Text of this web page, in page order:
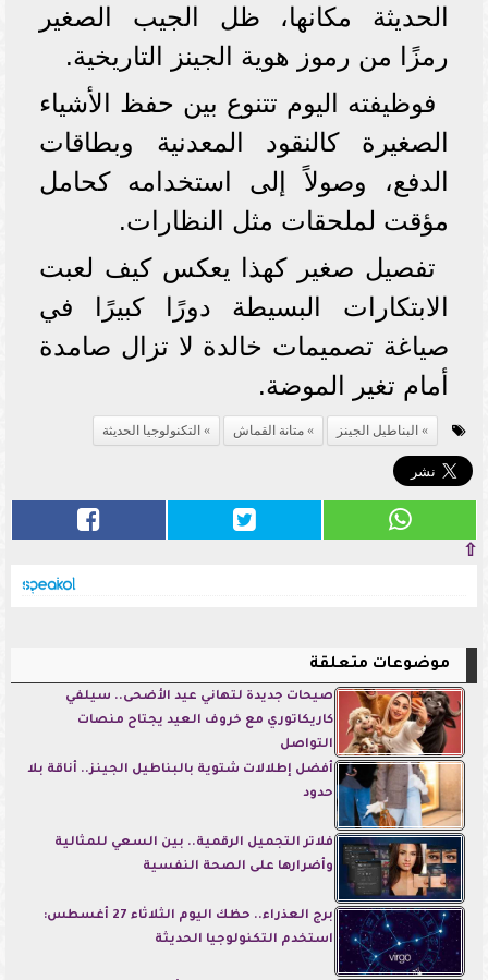
الحديثة مكانها، ظل الجيب الصغير
رمزًا من رموز هوية الجينز التاريخية.
فوظيفته اليوم تتنوع بين حفظ الأشياء
الصغيرة كالنقود المعدنية وبطاقات
الدفع، وصولاً إلى استخدامه كحامل
مؤقت لملحقات مثل النظارات.
تفصيل صغير كهذا يعكس كيف لعبت
الابتكارات البسيطة دورًا كبيرًا في
صياغة تصميمات خالدة لا تزال صامدة
أمام تغير الموضة.
البناطيل الجينز متانة القماش التكنولوجيا الحديثة
⇧
موضوعات متعلقة
صيحات جديدة لتهاني عيد الأضحى.. سيلفي
كاريكاتوري مع خروف العيد يجتاح منصات
التواصل
أفضل إطلالات شتوية بالبناطيل الجينز.. أناقة بلا
حدود
فلاتر التجميل الرقمية.. بين السعي للمثالية
وأضرارها على الصحة النفسية
برج العذراء.. حظك اليوم الثلاثاء 27 أغسطس:
استخدم التكنولوجيا الحديثة